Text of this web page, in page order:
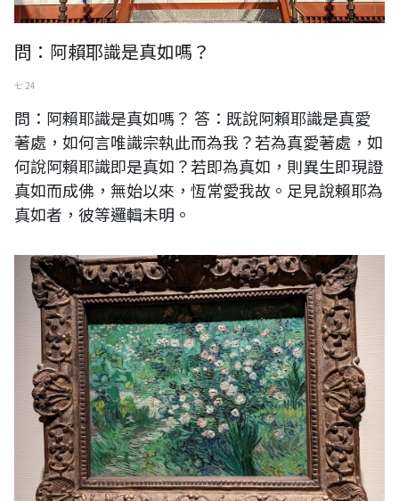
問：阿賴耶識是真如嗎？
七 24
問：阿賴耶識是真如嗎？ 答：既說阿賴耶識是真愛
著處，如何言唯識宗執此而為我？若為真愛著處，如
何說阿賴耶識即是真如？若即為真如，則異生即現證
真如而成佛，無始以來，恆常愛我故。足見說賴耶為
真如者，彼等邏輯未明。